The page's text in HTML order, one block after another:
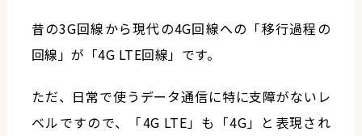
昔の3G回線から現代の4G回線への「移行過程の
回線」が「4G LTE回線」です。
ただ、日常で使うデータ通信に特に支障がないレ
ベルですので、「4G LTE」も「4G」と表現され